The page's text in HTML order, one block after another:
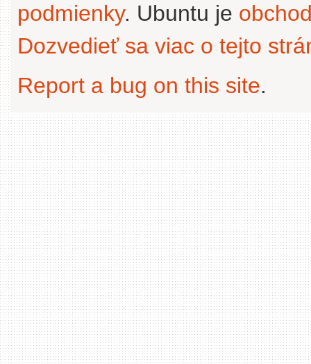
podmienky. Ubuntu je
Dozvedieť sa viac o tejto
Report a bug on this site.